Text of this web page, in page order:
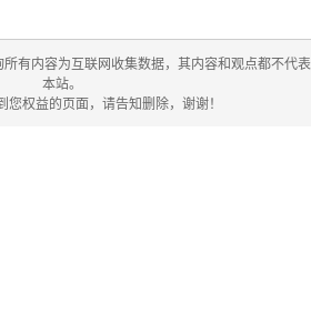
有内容为互联网收集数据，其内容和观点都不代表
本站。
您权益的页面，请告知删除，谢谢！